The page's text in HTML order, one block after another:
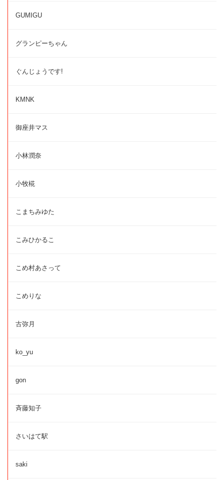
GUMIGU
グランピーちゃん
ぐんじょうです!
KMNK
御座井マス
小林潤奈
小牧椛
こまちみゆた
こみひかるこ
こめ村あさって
こめりな
古弥月
ko_yu
gon
斉藤知子
さいはて駅
saki